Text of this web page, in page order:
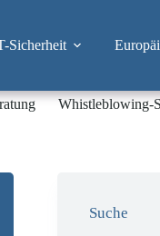
Sicherheit
Whistleblowing-
Suche